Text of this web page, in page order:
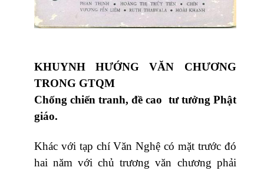
KHUYNH HƯỚNG VĂN CHƯƠNG
TRONG GTQM
Chống chiến tranh, đề cao tư tưởng Phật
giáo.
Khác với tạp chí Văn Nghệ có mặt trước đó
hai năm với chủ trương văn chương phải